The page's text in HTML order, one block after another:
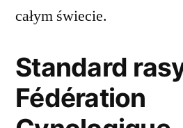
całym świecie.
Standard
Fédération